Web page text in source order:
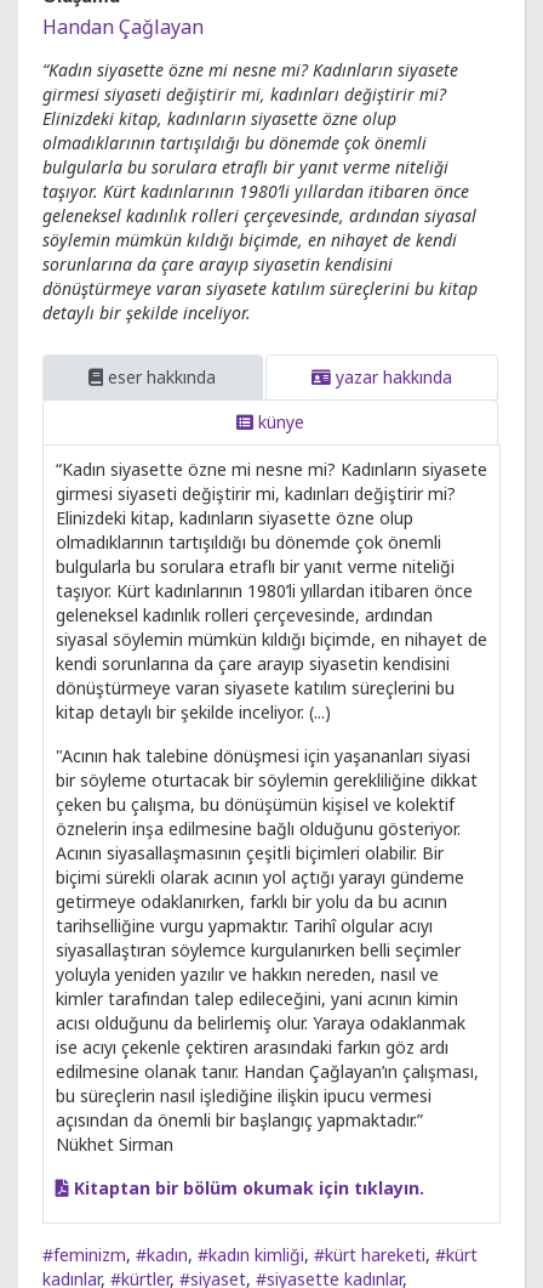
Handan Çağlayan
“Kadın siyasette özne mi nesne mi? Kadınların siyasete
girmesi siyaseti değiştirir mi, kadınları değiştirir mi?
Elinizdeki kitap, kadınların siyasette özne olup
olmadıklarının tartışıldığı bu dönemde çok önemli
bulgularla bu sorulara etraflı bir yanıt verme niteliği
taşıyor. Kürt kadınlarının 1980’li yıllardan itibaren önce
geleneksel kadınlık rolleri çerçevesinde, ardından siyasal
söylemin mümkün kıldığı biçimde, en nihayet de kendi
sorunlarına da çare arayıp siyasetin kendisini
dönüştürmeye varan siyasete katılım süreçlerini bu kitap
detaylı bir şekilde inceliyor.
eser hakkında
yazar hakkında
künye
“Kadın siyasette özne mi nesne mi? Kadınların siyasete
girmesi siyaseti değiştirir mi, kadınları değiştirir mi?
Elinizdeki kitap, kadınların siyasette özne olup
olmadıklarının tartışıldığı bu dönemde çok önemli
bulgularla bu sorulara etraflı bir yanıt verme niteliği
taşıyor. Kürt kadınlarının 1980’li yıllardan itibaren önce
geleneksel kadınlık rolleri çerçevesinde, ardından
siyasal söylemin mümkün kıldığı biçimde, en nihayet de
kendi sorunlarına da çare arayıp siyasetin kendisini
dönüştürmeye varan siyasete katılım süreçlerini bu
kitap detaylı bir şekilde inceliyor. (...)
"Acının hak talebine dönüşmesi için yaşananları siyasi
bir söyleme oturtacak bir söylemin gerekliliğine dikkat
çeken bu çalışma, bu dönüşümün kişisel ve kolektif
öznelerin inşa edilmesine bağlı olduğunu gösteriyor.
Acının siyasallaşmasının çeşitli biçimleri olabilir. Bir
biçimi sürekli olarak acının yol açtığı yarayı gündeme
getirmeye odaklanırken, farklı bir yolu da bu acının
tarihselliğine vurgu yapmaktır. Tarihî olgular acıyı
siyasallaştıran söylemce kurgulanırken belli seçimler
yoluyla yeniden yazılır ve hakkın nereden, nasıl ve
kimler tarafından talep edileceğini, yani acının kimin
acısı olduğunu da belirlemiş olur. Yaraya odaklanmak
ise acıyı çekenle çektiren arasındaki farkın göz ardı
edilmesine olanak tanır. Handan Çağlayan’ın çalışması,
bu süreçlerin nasıl işlediğine ilişkin ipucu vermesi
açısından da önemli bir başlangıç yapmaktadır.”
Nükhet Sirman
Kitaptan bir bölüm okumak için tıklayın.
#feminizm, #kadın, #kadın kimliği, #kürt hareketi, #kürt
kadınlar, #kürtler, #siyaset, #siyasette kadınlar,